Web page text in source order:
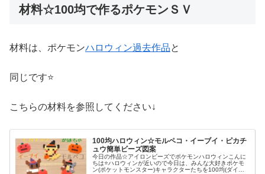
材料☆100均で作るポケモンＳＶ
材料は、ポケモンハロウィン過去作品と
同じです⭐
こちらの材料を参照してください↓
100均ハロウィン☆モルペコ・イーブイ・ピカチ
ュウ簡単ビーズ図案
今日の作品☆アイロンビーズでポケモンハロウィンこんに
ちは⭐ハロウィンが近いので今日は、みんな大好きポケモ
ン(ポケットモンスター)キャラクターたちを100均(ダイソ